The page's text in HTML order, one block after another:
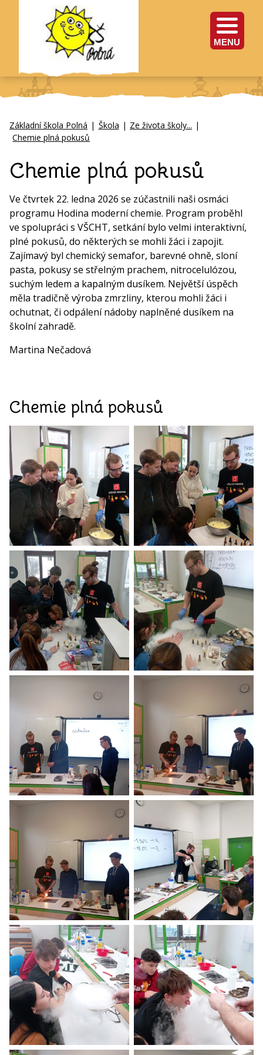
MENU
Základní škola Polná | Škola | Ze života školy... |
Chemie plná pokusů
Chemie plná pokusů
Ve čtvrtek 22. ledna 2026 se zúčastnili naši osmáci
programu Hodina moderní chemie. Program proběhl
ve spolupráci s VŠCHT, setkání bylo velmi interaktivní,
plné pokusů, do některých se mohli žáci i zapojit.
Zajímavý byl chemický semafor, barevné ohně, sloní
pasta, pokusy se střelným prachem, nitrocelulózou,
suchým ledem a kapalným dusíkem. Největší úspěch
měla tradičně výroba zmrzliny, kterou mohli žáci i
ochutnat, či odpálení nádoby naplněné dusíkem na
školní zahradě.
Martina Nečadová
Chemie plná pokusů